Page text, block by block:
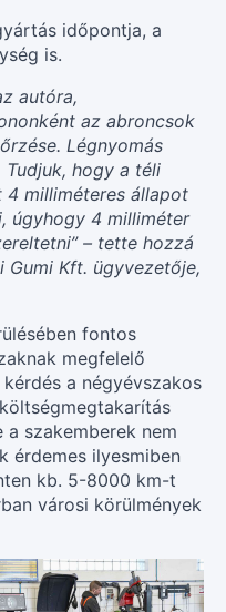
időpontja, a
is.
autóra,
az abroncsok
Légnyomás
Tudjuk, hogy a téli
milliméteres állapot
úgyhogy 4 milliméter
– tette hozzá
Gumi Kft. ügyvezetője,
fontos
megfelelő
a négyévszakos
szakemberek nem
érdemes ilyesmiben
kb. 5-8000 km-t
városi körülmények